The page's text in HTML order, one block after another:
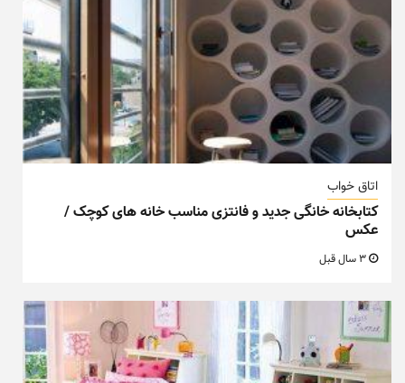
اتاق خواب
کتابخانه خانگی جدید و فانتزی مناسب خانه های کوچک /
عکس